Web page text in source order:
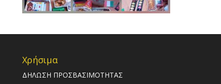
Χρήσιμα
ΔΗΛΩΣΗ ΠΡΟΣΒΑΣΙΜΟΤΗΤΑΣ